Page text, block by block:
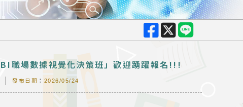
職場數據視覺化決策班」歡迎踴躍報名!!!
發布日期 ： 2026/05/24